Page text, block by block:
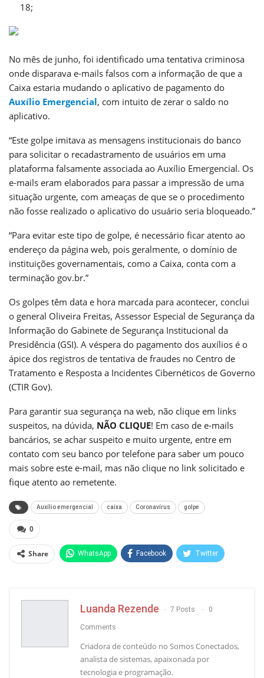
18;
No mês de junho, foi identificado uma tentativa criminosa
onde disparava e-mails falsos com a informação de que a
Caixa estaria mudando o aplicativo de pagamento do
Auxílio Emergencial, com intuito de zerar o saldo no
aplicativo.
“Este golpe imitava as mensagens institucionais do banco
para solicitar o recadastramento de usuários em uma
plataforma falsamente associada ao Auxílio Emergencial. Os
e-mails eram elaborados para passar a impressão de uma
situação urgente, com ameaças de que se o procedimento
não fosse realizado o aplicativo do usuário seria bloqueado.”
“Para evitar este tipo de golpe, é necessário ficar atento ao
endereço da página web, pois geralmente, o domínio de
instituições governamentais, como a Caixa, conta com a
terminação gov.br.”
Os golpes têm data e hora marcada para acontecer, conclui
o general Oliveira Freitas, Assessor Especial de Segurança da
Informação do Gabinete de Segurança Institucional da
Presidência (GSI). A véspera do pagamento dos auxílios é o
ápice dos registros de tentativa de fraudes no Centro de
Tratamento e Resposta a Incidentes Cibernéticos de Governo
(CTIR Gov).
Para garantir sua segurança na web, não clique em links
suspeitos, na dúvida, NÃO CLIQUE! Em caso de e-mails
bancários, se achar suspeito e muito urgente, entre em
contato com seu banco por telefone para saber um pouco
mais sobre este e-mail, mas não clique no link solicitado e
fique atento ao remetente.
Auxílio emergencial caixa Coronavírus golpe
0
Share WhatsApp Facebook Twitter
Luanda Rezende 7 Posts 0
Comments
Criadora de conteúdo no Somos Conectados,
analista de sistemas, apaixonada por
tecnologia e programação.